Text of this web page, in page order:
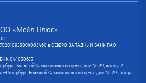
«Мейл Плюс»
в СЕВЕРО-ЗАПАДНЫЙ БАНК ПАО
044030653
Большой Сампсониевский пр-кт, дом № 29, литера А
Петербург, Большой Сампсониевский пр-кт, дом № 29, литера